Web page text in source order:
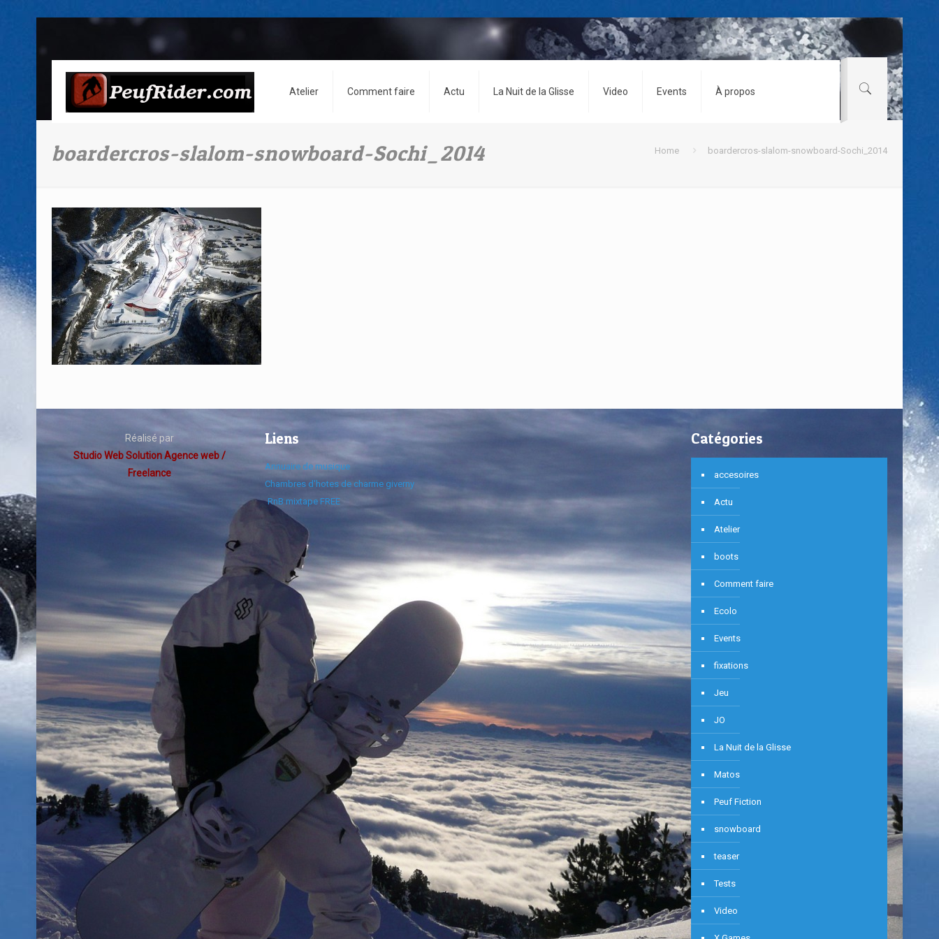
Atelier Comment faire Actu La Nuit de la Glisse Video Events À propos
boardercros-slalom-snowboard-Sochi_2014 Home boardercros-slalom-snowboard-Sochi_2014
Réalisé par
Studio Web Solution Agence web /
Freelance
Liens
Annuaire de musique
Chambres d'hotes de charme giverny
RnB mixtape FREE
Catégories
accesoires
Actu
Atelier
boots
Comment faire
Ecolo
Events
fixations
Jeu
JO
La Nuit de la Glisse
Matos
Peuf Fiction
snowboard
teaser
Tests
Video